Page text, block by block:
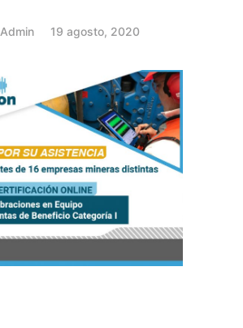
Admin 19 agosto, 2020